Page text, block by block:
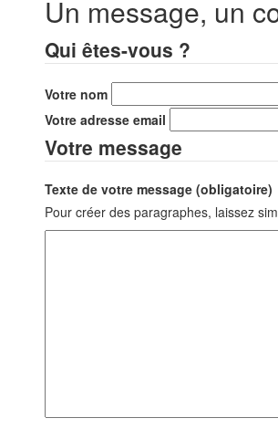
Un message, un
Qui êtes-vous ?
Votre nom
Votre adresse email
Votre message
Texte de votre message (obligatoire)
Pour créer des paragraphes, laissez